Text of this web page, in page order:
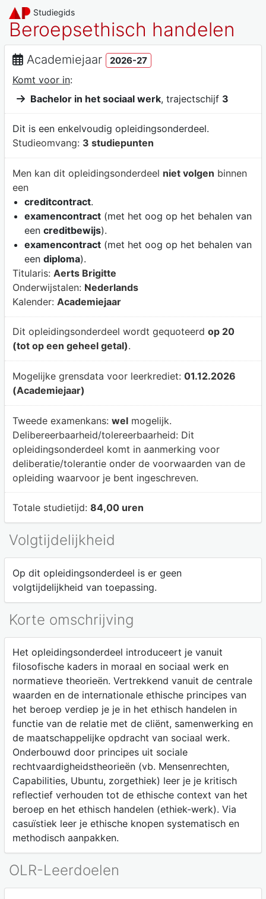
Studiegids
Beroepsethisch handelen
Academiejaar 2026-27
Komt voor in:
Bachelor in het sociaal werk, trajectschijf 3
Dit is een enkelvoudig opleidingsonderdeel.
Studieomvang: 3 studiepunten
Men kan dit opleidingsonderdeel niet volgen binnen
een
creditcontract.
examencontract(met het oog op het behalen van
een creditbewijs).
examencontract(met het oog op het behalen van
een diploma).
Titularis: Aerts Brigitte
Onderwijstalen: Nederlands
Kalender: Academiejaar
Dit opleidingsonderdeel wordt gequoteerd op 20
(tot op een geheel getal).
Mogelijke grensdata voor leerkrediet: 01.12.2026
(Academiejaar)
Tweede examenkans: welmogelijk.
Delibereerbaarheid/tolereerbaarheid: Dit
opleidingsonderdeel komt in aanmerking voor
deliberatie/tolerantie onder de voorwaarden van de
opleiding waarvoor je bent ingeschreven.
Totale studietijd: 84,00 uren
Volgtijdelijkheid
Op dit opleidingsonderdeel is er geen
volgtijdelijkheid van toepassing.
Korte omschrijving
Het opleidingsonderdeel introduceert je vanuit
filosofische kaders in moraal en sociaal werk en
normatieve theorieën. Vertrekkend vanuit de centrale
waarden en de internationale ethische principes van
het beroep verdiep je je in het ethisch handelen in
functie van de relatie met de cliënt, samenwerking en
de maatschappelijke opdracht van sociaal werk.
Onderbouwd door principes uit sociale
rechtvaardigheidstheorieën (vb. Mensenrechten,
Capabilities, Ubuntu, zorgethiek) leer je je kritisch
reflectief verhouden tot de ethische context van het
beroep en het ethisch handelen (ethiek-werk). Via
casuïstiek leer je ethische knopen systematisch en
methodisch aanpakken.
OLR-Leerdoelen